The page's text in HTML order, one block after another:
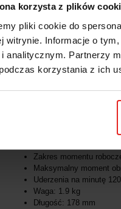
korzysta z plików
pliki cookie do
witrynie. Informacje o
analitycznym. Partnerzy
korzystania z ich
OPIS
Pneumatyczny klucz udarowy
SIOUX - to marka znana na
najlepszych amerykańskich
Zakres momentu
Maksymalny moment
Uderzenia na minutę
Waga: 1.9 kg
Długość: 178 mm